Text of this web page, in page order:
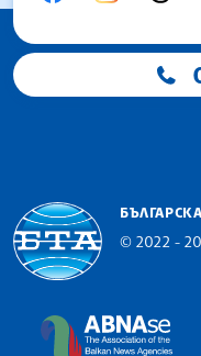
© 2022 -